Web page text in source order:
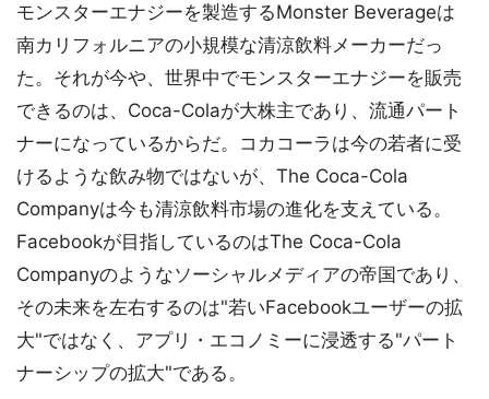
モンスターエナジーを製造するMonster Beverageは
南カリフォルニアの小規模な清涼飲料メーカーだっ
た。それが今や、世界中でモンスターエナジーを販売
できるのは、Coca-Colaが大株主であり、流通パート
ナーになっているからだ。コカコーラは今の若者に受
けるような飲み物ではないが、The Coca-Cola
Companyは今も清涼飲料市場の進化を支えている。
Facebookが目指しているのはThe Coca-Cola
Companyのようなソーシャルメディアの帝国であり、
その未来を左右するのは"若いFacebookユーザーの拡
大"ではなく、アプリ・エコノミーに浸透する"パート
ナーシップの拡大"である。